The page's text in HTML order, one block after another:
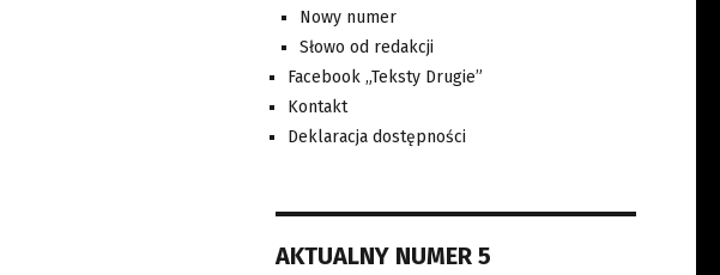
Nowy numer
Słowo od redakcji
Facebook „Teksty Drugie”
Kontakt
Deklaracja dostępności
AKTUALNY NUMER 5